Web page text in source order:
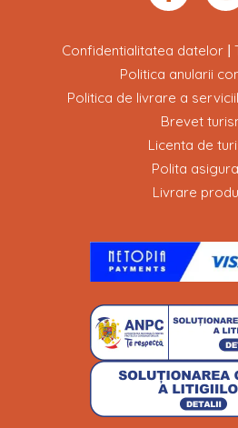
Confidentialitatea datelor|
Politica anularii
Politica de livrare a
Brevet
Licenta de
Polita
Livrare